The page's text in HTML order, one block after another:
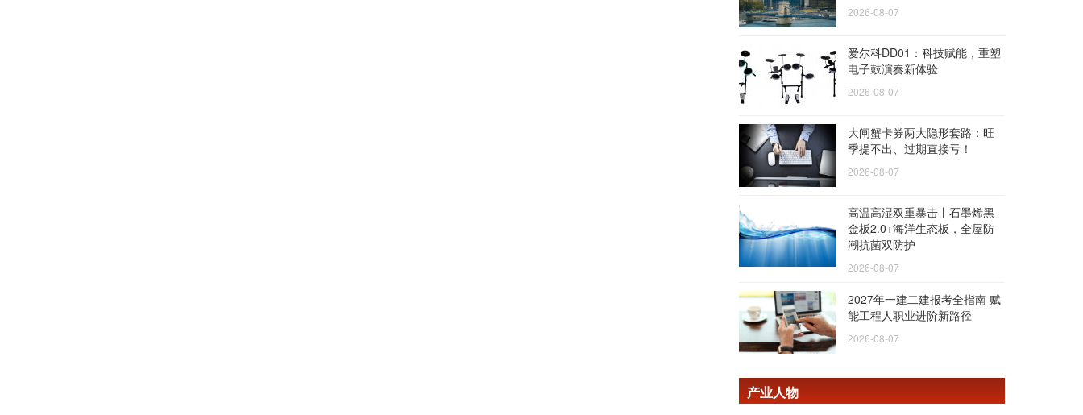
2026-08-07
爱尔科DD01：科技赋能，重塑
电子鼓演奏新体验
2026-08-07
大闸蟹卡券两大隐形套路：旺
季提不出、过期直接亏！
2026-08-07
高温高湿双重暴击丨石墨烯黑
金板2.0+海洋生态板，全屋防
潮抗菌双防护
2026-08-07
2027年一建二建报考全指南 赋
能工程人职业进阶新路径
2026-08-07
产业人物